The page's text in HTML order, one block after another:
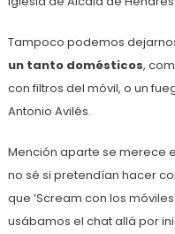
Tampoco podemos
un tanto domésticos,
con filtros del móvil, o un
Antonio Avilés.
Mención aparte se merece
no sé si pretendían hacer
que ‘Scream con los
usábamos el chat allá por